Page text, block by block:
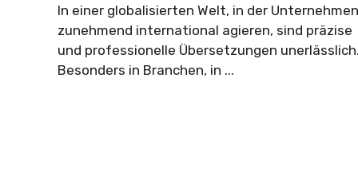
In einer globalisierten Welt, in der Unternehmen
zunehmend international agieren, sind präzise
und professionelle Übersetzungen unerlässlich.
Besonders in Branchen, in ...